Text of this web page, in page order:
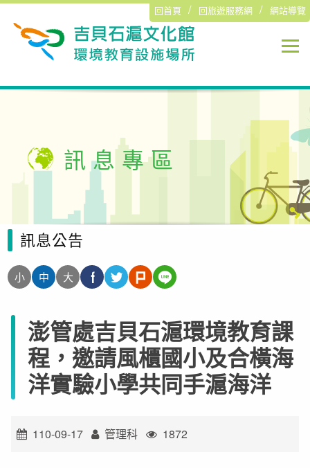
回首頁 回旅遊服務網 網站導覽
訊息專區
訊息公告
小 中 大
澎管處吉貝石滬環境教育課
程，邀請風櫃國小及合橫海
洋實驗小學共同手滬海洋
110-09-17 管理科 1872